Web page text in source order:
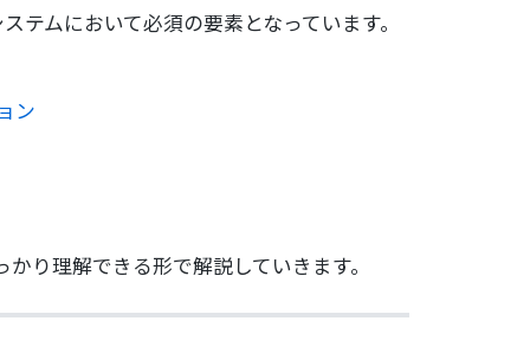
ムにおいて必須の要素となっています。
ン
り理解できる形で解説していきます。